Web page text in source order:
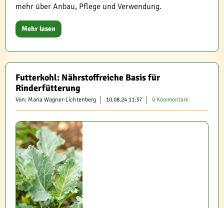
mehr über Anbau, Pflege und Verwendung.
Mehr lesen
Futterkohl: Nährstoffreiche Basis für
Rinderfütterung
Von: Maria Wagner-Lichtenberg 10.08.24 11:37 0 Kommentare